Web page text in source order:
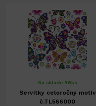
Na sklade 96ks
Servítky celoročný motív
č.TL566000